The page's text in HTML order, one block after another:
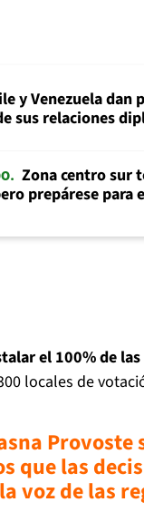
y Venezuela dan
sus relaciones
Zona centro sur
prepárese para
el 100% de
locales de
que las
voz de las